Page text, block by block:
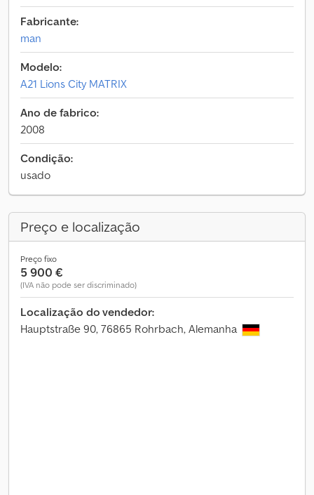
Fabricante:
man
Modelo:
A21 Lions City MATRIX
Ano de fabrico:
2008
Condição:
usado
Preço e localização
Preço fixo
5 900 €
(IVA não pode ser discriminado)
Localização do vendedor:
Hauptstraße 90, 76865 Rohrbach, Alemanha